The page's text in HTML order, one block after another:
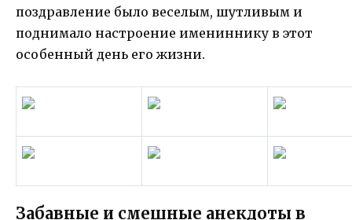
поздравление было веселым, шутливым и
поднимало настроение имениннику в этот
особенный день его жизни.
Забавные и смешные анекдоты в